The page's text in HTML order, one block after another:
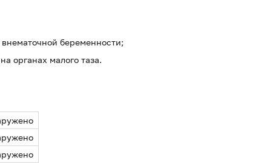
беременности;
органах малого таза.